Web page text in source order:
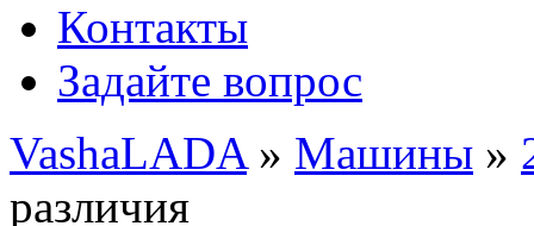
Контакты
Задайте вопрос
VashaLADA» Машины »
различия